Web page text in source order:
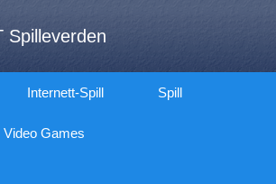
Spilleverden
Internett-Spill Spill
Video Games